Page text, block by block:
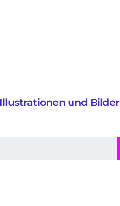
Illustrationen und Bilder